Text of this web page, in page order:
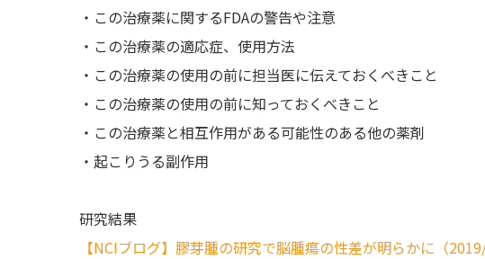
・この治療薬に関するFDAの警告や注意
・この治療薬の適応症、使用方法
・この治療薬の使用の前に担当医に伝えておくべきこと
・この治療薬の使用の前に知っておくべきこと
・この治療薬と相互作用がある可能性のある他の薬剤
・起こりうる副作用
研究結果
【NCIブログ】膠芽腫の研究で脳腫瘍の性差が明らかに（